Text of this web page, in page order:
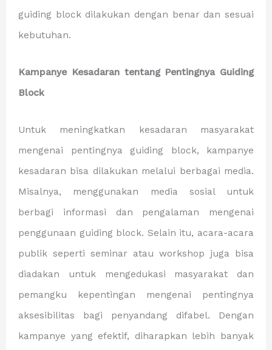
guiding block dilakukan dengan benar dan sesuai
kebutuhan.
Kampanye Kesadaran tentang Pentingnya Guiding
Block
Untuk meningkatkan kesadaran masyarakat
mengenai pentingnya guiding block, kampanye
kesadaran bisa dilakukan melalui berbagai media.
Misalnya, menggunakan media sosial untuk
berbagi informasi dan pengalaman mengenai
penggunaan guiding block. Selain itu, acara-acara
publik seperti seminar atau workshop juga bisa
diadakan untuk mengedukasi masyarakat dan
pemangku kepentingan mengenai pentingnya
aksesibilitas bagi penyandang difabel. Dengan
kampanye yang efektif, diharapkan lebih banyak